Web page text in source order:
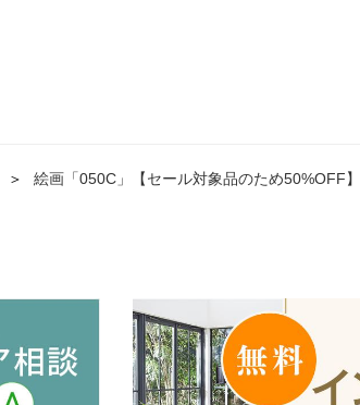
＞ 絵画「050C」【セール対象品のため50%OFF】